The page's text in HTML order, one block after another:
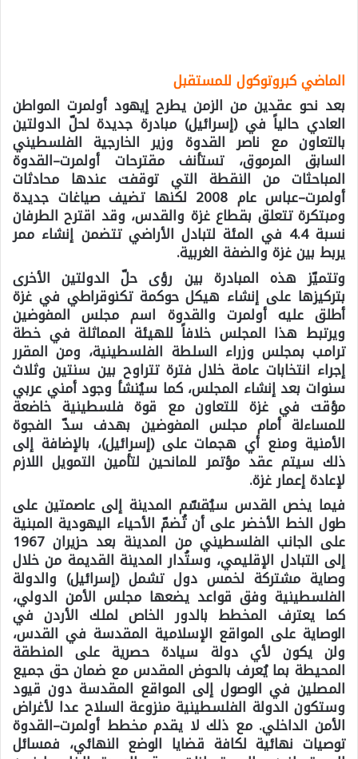
الماضي كبروتوكول للمستقبل
بعد نحو عقدين من الزمن يطرح إيهود أولمرت المواطن
العادي حالياً في (إسرائيل) مبادرة جديدة لحلّ الدولتين
بالتعاون مع ناصر القدوة وزير الخارجية الفلسطيني
السابق المرموق، تستأنف مقترحات أولمرت–القدوة
المباحثات من النقطة التي توقفت عندها محادثات
أولمرت–عباس عام 2008 لكنها تضيف صياغات جديدة
ومبتكرة تتعلق بقطاع غزة والقدس، وقد اقترح الطرفان
نسبة 4.4 في المئة لتبادل الأراضي تتضمن إنشاء ممر
يربط بين غزة والضفة الغربية.
وتتميّز هذه المبادرة بين رؤى حلّ الدولتين الأخرى
بتركيزها على إنشاء هيكل حوكمة تكنوقراطي في غزة
أطلق عليه أولمرت والقدوة اسم مجلس المفوضين
ويرتبط هذا المجلس خلافاً للهيئة المماثلة في خطة
ترامب بمجلس وزراء السلطة الفلسطينية، ومن المقرر
إجراء انتخابات عامة خلال فترة تتراوح بين سنتين وثلاث
سنوات بعد إنشاء المجلس، كما سيُنشأ وجود أمني عربي
مؤقت في غزة للتعاون مع قوة فلسطينية خاضعة
للمساءلة أمام مجلس المفوضين بهدف سدّ الفجوة
الأمنية ومنع أي هجمات على (إسرائيل)، بالإضافة إلى
ذلك سيتم عقد مؤتمر للمانحين لتأمين التمويل اللازم
لإعادة إعمار غزة.
فيما يخص القدس سيُقسّم المدينة إلى عاصمتين على
طول الخط الأخضر على أن تُضمّ الأحياء اليهودية المبنية
على الجانب الفلسطيني من المدينة بعد حزيران 1967
إلى التبادل الإقليمي، وستُدار المدينة القديمة من خلال
وصاية مشتركة لخمس دول تشمل (إسرائيل) والدولة
الفلسطينية وفق قواعد يضعها مجلس الأمن الدولي،
كما يعترف المخطط بالدور الخاص لملك الأردن في
الوصاية على المواقع الإسلامية المقدسة في القدس،
ولن يكون لأي دولة سيادة حصرية على المنطقة
المحيطة بما يُعرف بالحوض المقدس مع ضمان حق جميع
المصلين في الوصول إلى المواقع المقدسة دون قيود
وستكون الدولة الفلسطينية منزوعة السلاح عدا لأغراض
الأمن الداخلي. مع ذلك لا يقدم مخطط أولمرت–القدوة
توصيات نهائية لكافة قضايا الوضع النهائي، فمسائل